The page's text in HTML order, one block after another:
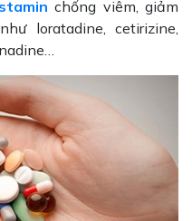
chống viêm, giảm
loratadine, cetirizine,